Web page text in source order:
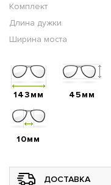
Комплект
Длина дужки
Ширина моста
143мм 45мм
10мм
ДОСТАВКА